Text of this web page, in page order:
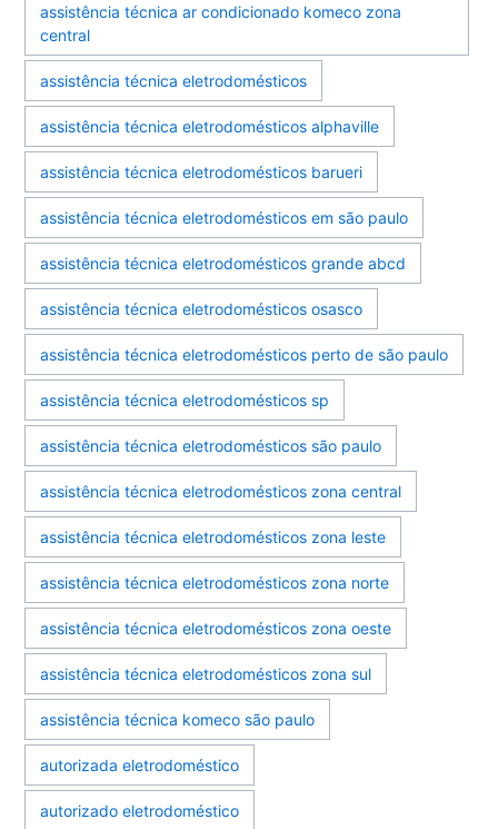
assistência técnica ar condicionado komeco zona
central
assistência técnica eletrodomésticos
assistência técnica eletrodomésticos alphaville
assistência técnica eletrodomésticos barueri
assistência técnica eletrodomésticos em são paulo
assistência técnica eletrodomésticos grande abcd
assistência técnica eletrodomésticos osasco
assistência técnica eletrodomésticos perto de são paulo
assistência técnica eletrodomésticos sp
assistência técnica eletrodomésticos são paulo
assistência técnica eletrodomésticos zona central
assistência técnica eletrodomésticos zona leste
assistência técnica eletrodomésticos zona norte
assistência técnica eletrodomésticos zona oeste
assistência técnica eletrodomésticos zona sul
assistência técnica komeco são paulo
autorizada eletrodoméstico
autorizado eletrodoméstico